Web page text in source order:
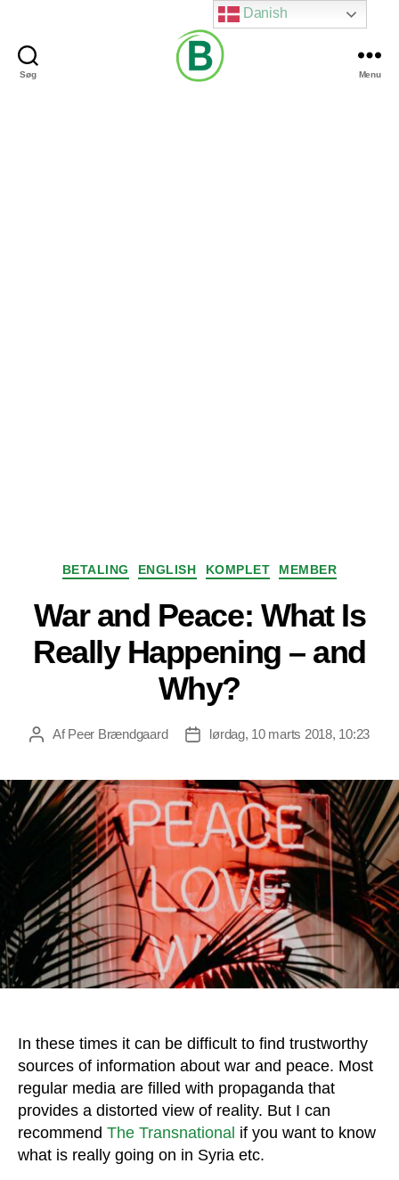
Søg Menu
Kategorier
BETALING ENGLISH KOMPLET MEMBER
War and Peace: What Is
Really Happening – and
Why?
Indlægsforfatter
AfPeer Brændgaard Indlægsdato
lørdag, 10 marts 2018, 10:23
In these times it can be difficult to find trustworthy
sources of information about war and peace. Most
regular media are filled with propaganda that
provides a distorted view of reality. But I can
recommend The Transnational if you want to know
what is really going on in Syria etc.
Danish